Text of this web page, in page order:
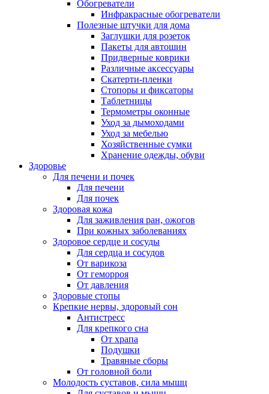
Обогреватели
Инфракрасные обогреватели
Полезные штучки для дома
Заглушки для розеток
Пакеты для автошин
Придверные коврики
Различные аксессуары
Скатерти-пленки
Стопоры и фиксаторы
Таблетницы
Термометры оконные
Уход за дымоходами
Уход за мебелью
Хозяйственные сумки
Хранение одежды, обуви
Здоровье
Для печени и почек
Для печени
Для почек
Здоровая кожа
Для заживления ран, ожогов
При кожных заболеваниях
Здоровое сердце и сосуды
Для сердца и сосудов
От варикоза
От геморроя
От давления
Здоровые стопы
Крепкие нервы, здоровый сон
Антистресс
Для крепкого сна
От храпа
Подушки
Травяные сборы
От головной боли
Молодость суставов, сила мышц